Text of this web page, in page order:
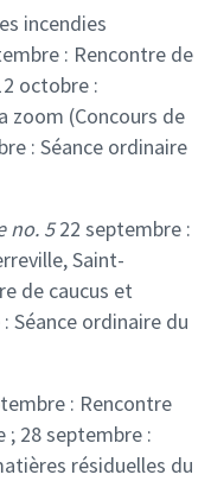
incendies
: Rencontre de
octobre :
zoom (Concours de
: Séance ordinaire
no. 522 septembre :
Saint-
de caucus et
Séance ordinaire du
: Rencontre
; 28 septembre :
résiduelles du